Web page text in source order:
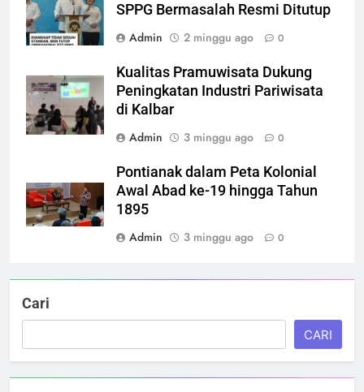
SPPG Bermasalah Resmi Ditutup
Admin
2 minggu ago 0
Kualitas Pramuwisata Dukung
Peningkatan Industri Pariwisata
di Kalbar
Admin
3 minggu ago 0
Pontianak dalam Peta Kolonial
Awal Abad ke-19 hingga Tahun
1895
Admin
3 minggu ago 0
Cari
CARI